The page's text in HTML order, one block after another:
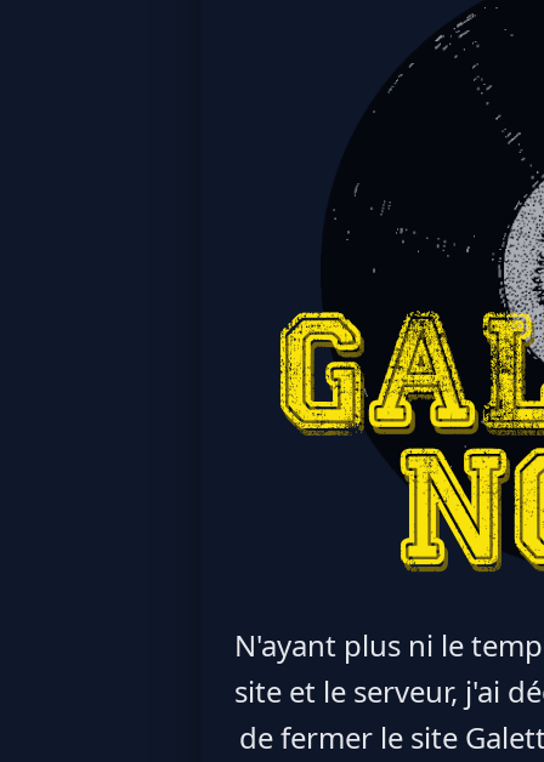
N'ayant plus ni le
site et le serveur, j'ai
de fermer le site